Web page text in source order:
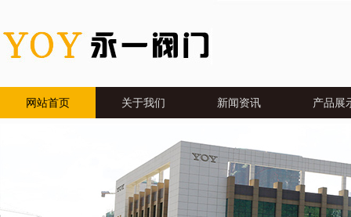
网站首页 关于我们 新闻资讯 产品展